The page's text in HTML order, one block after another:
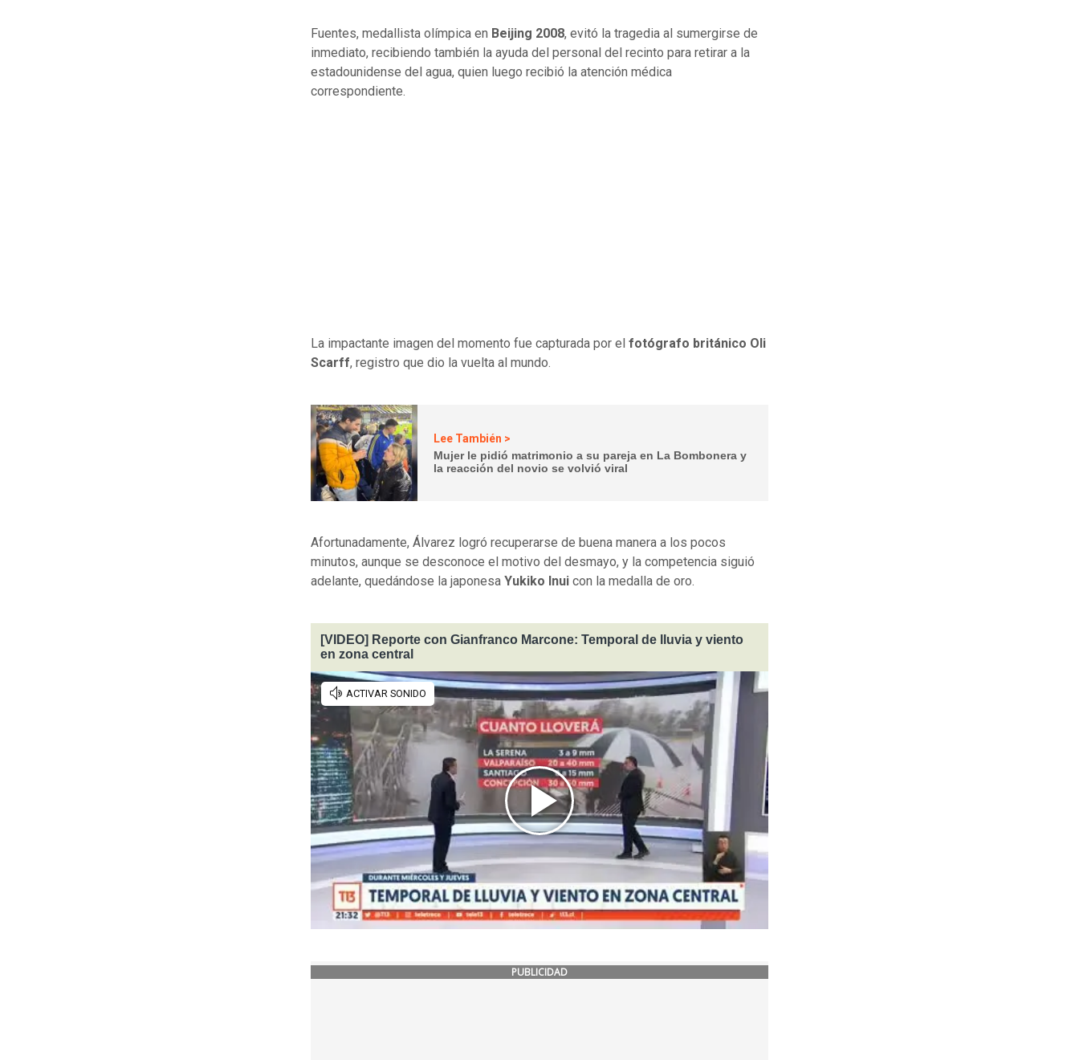
Fuentes, medallista olímpica en Beijing 2008, evitó la tragedia al sumergirse de
inmediato, recibiendo también la ayuda del personal del recinto para retirar a la
estadounidense del agua, quien luego recibió la atención médica
correspondiente.
La impactante imagen del momento fue capturada por el fotógrafo británico Oli
Scarff, registro que dio la vuelta al mundo.
Lee También >
Mujer le pidió matrimonio a su pareja en La Bombonera y
la reacción del novio se volvió viral
Afortunadamente, Álvarez logró recuperarse de buena manera a los pocos
minutos, aunque se desconoce el motivo del desmayo, y la competencia siguió
adelante, quedándose la japonesa Yukiko Inui con la medalla de oro.
[VIDEO] Reporte con Gianfranco Marcone: Temporal de lluvia y viento
en zona central
PUBLICIDAD